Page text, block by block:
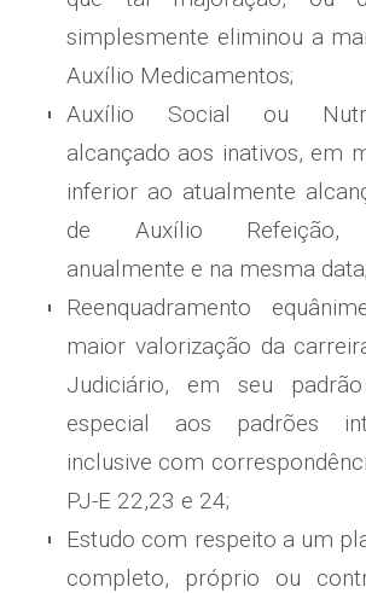
simplesmente eliminou a
Auxílio Medicamentos;
Auxílio Social ou
alcançado aos inativos, em
inferior ao atualmente
de Auxílio Refeição,
anualmente e na mesma data;
Reenquadramento
maior valorização da
Judiciário, em seu
especial aos padrões
inclusive com
PJ-E 22,23 e 24;
Estudo com respeito a um
completo, próprio ou